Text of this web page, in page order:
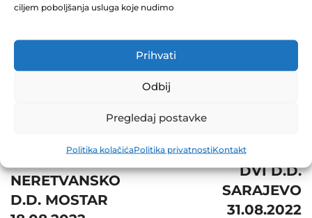
ciljem poboljšanja usluga koje nudimo
Prihvati
Odbij
Pregledaj postavke
Politika kolačićaPolitika privatnostiKontakt
NERETVANSKO
D.D. MOSTAR
ENERGOINVEST
DVI D.D.
SARAJEVO
31.08.2022